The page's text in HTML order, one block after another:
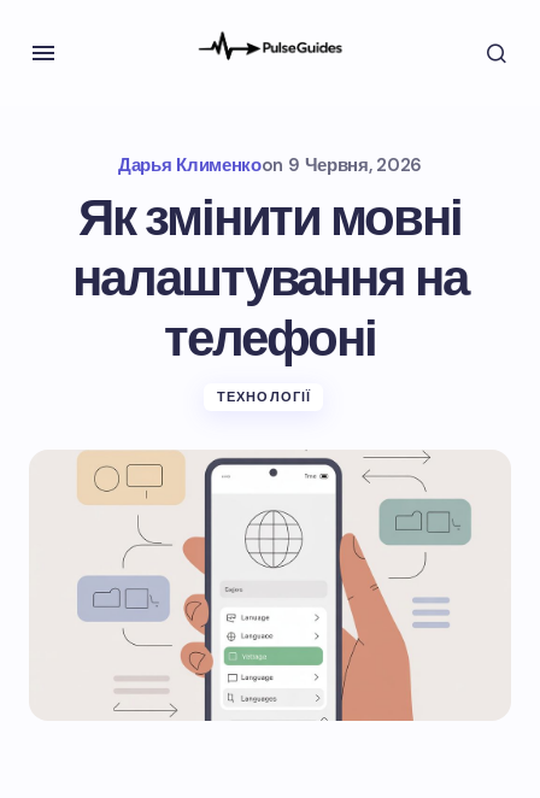
Дарья Клименкоon 9 Червня, 2026
Як змінити мовні
налаштування на
телефоні
ТЕХНОЛОГІЇ